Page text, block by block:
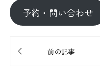
予約・問い合わせ
 前の記事